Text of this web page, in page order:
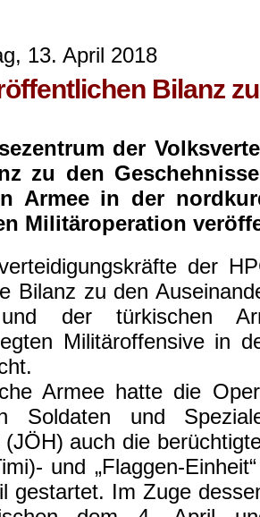
13. April 2018
Bilanz
der
zu den
Armee in der
Militäroperation
der
Bilanz zu den
der türkischen
Militäroffensive in
Armee hatte die
Soldaten und
auch die
und „Flaggen-
gestartet. Im Zuge